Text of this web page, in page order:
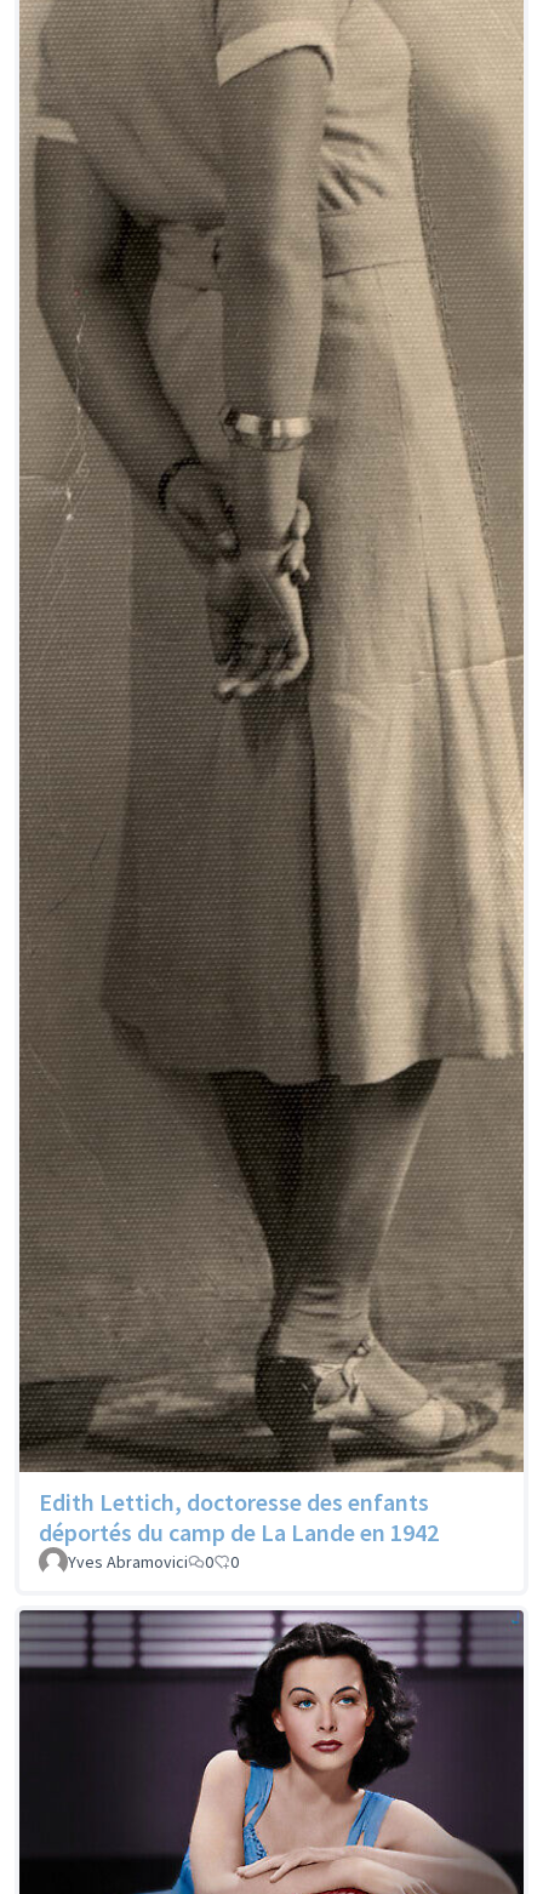
Edith Lettich, doctoresse des enfants
déportés du camp de La Lande en 1942
Yves Abramovici 0 0